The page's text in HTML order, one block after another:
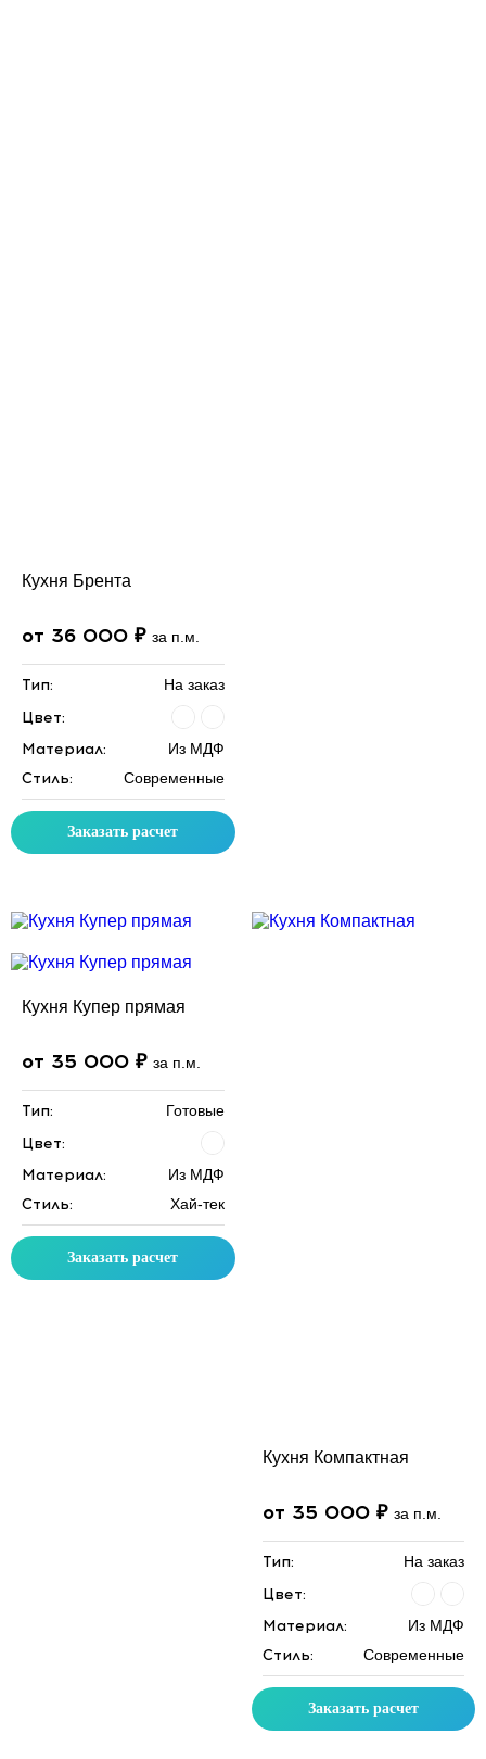
Кухня Брента
от 36 000 ₽ за п.м.
Тип: На заказ
Цвет:
Материал:
Из МДФ
Стиль: Современные
Заказать расчет
Кухня Купер прямая
от 35 000 ₽ за п.м.
Тип: Готовые
Цвет:
Материал:
Из МДФ
Стиль: Хай-тек
Заказать расчет
Кухня Компактная
от 35 000 ₽ за п.м.
Тип: На заказ
Цвет:
Материал:
Из МДФ
Стиль: Современные
Заказать расчет